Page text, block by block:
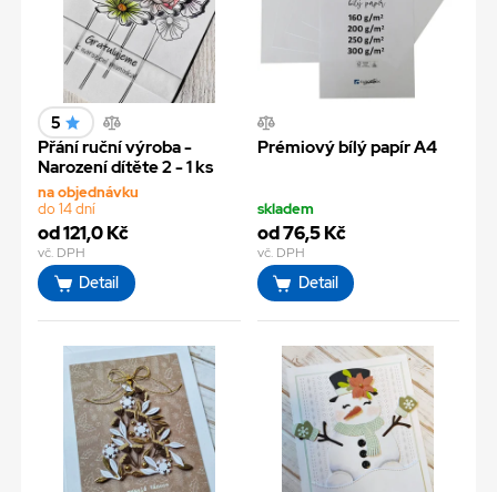
5
Přání ruční výroba -
Narození dítěte 2 - 1 ks
na objednávku
do 14 dní
od 121,0 Kč
vč. DPH
Detail
Prémiový bílý papír A4
skladem
od 76,5 Kč
vč. DPH
Detail